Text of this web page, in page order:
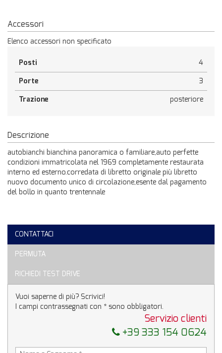
Accessori
Elenco accessori non specificato
Posti
4
Porte
3
Trazione
posteriore
Descrizione
autobianchi bianchina panoramica o familiare,auto perfette
condizioni immatricolata nel 1969 completamente restaurata
interno ed esterno.corredata di libretto originale più libretto
nuovo documento unico di circolazione,esente dal pagamento
del bollo in quanto trentennale
CONTATTACI
PERMUTA
RICHIEDI TEST DRIVE
Vuoi saperne di più? Scrivici!
I campi contrassegnati con * sono obbligatori.
Servizio clienti
+39 333 154 0624